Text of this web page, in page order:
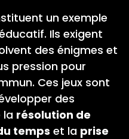
un exemple
Ils exigent
des énigmes et
pression pour
Ces jeux sont
des
la résolution de
temps et la prise